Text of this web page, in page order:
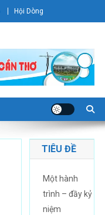
Hội Dòng
TIÊU ĐỀ
Một hành
trình – đầy kỷ
niệm